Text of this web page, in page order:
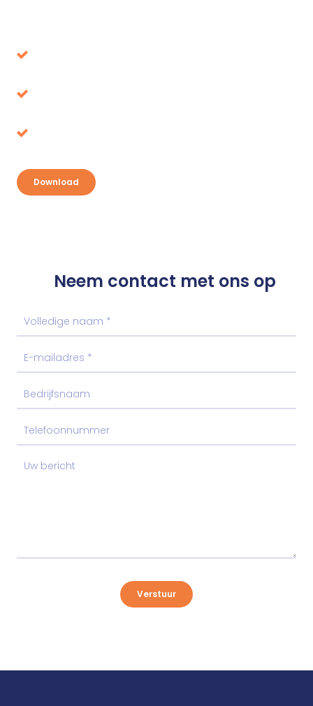
Download
Neem contact met ons op
Verstuur